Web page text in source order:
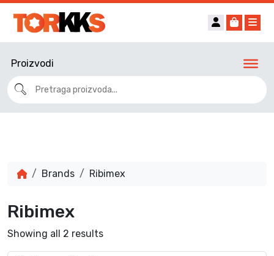
Account
Cart
Proizvodi
Brands Ribimex
Ribimex
Showing all 2 results